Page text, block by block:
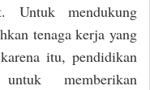
Untuk mendukung
tenaga kerja yang
itu, pendidikan
memberikan